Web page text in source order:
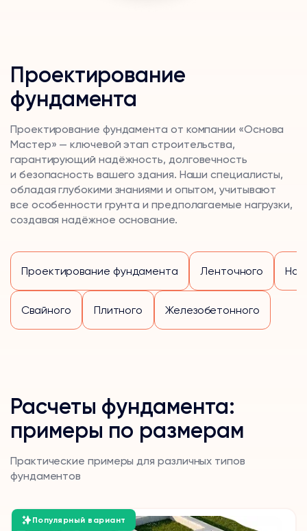
Проектирование
фундамента
Проектирование фундамента от компании «Основа
Мастер» — ключевой этап строительства,
гарантирующий надёжность, долговечность
и безопасность вашего здания. Наши специалисты,
обладая глубокими знаниями и опытом, учитывают
все особенности грунта и предполагаемые нагрузки,
создавая надёжное основание.
Проектирование фундамента Ленточного На
Свайного Плитного Железобетонного
Расчеты фундамента:
примеры по размерам
Практические примеры для различных типов
фундаментов
Популярный вариант